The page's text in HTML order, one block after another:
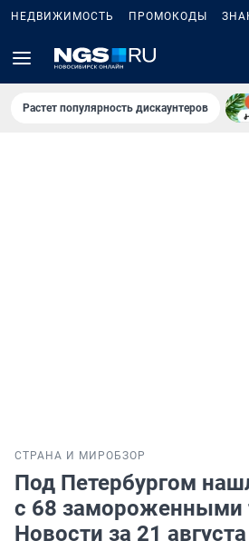
НЕДВИЖИМОСТЬ ПРОМОКОДЫ
Растет популярность дискаунтеров
СТРАНА И МИРОБЗОР
Под Петербургом
с 68 замороженными
Новости за 21 августа